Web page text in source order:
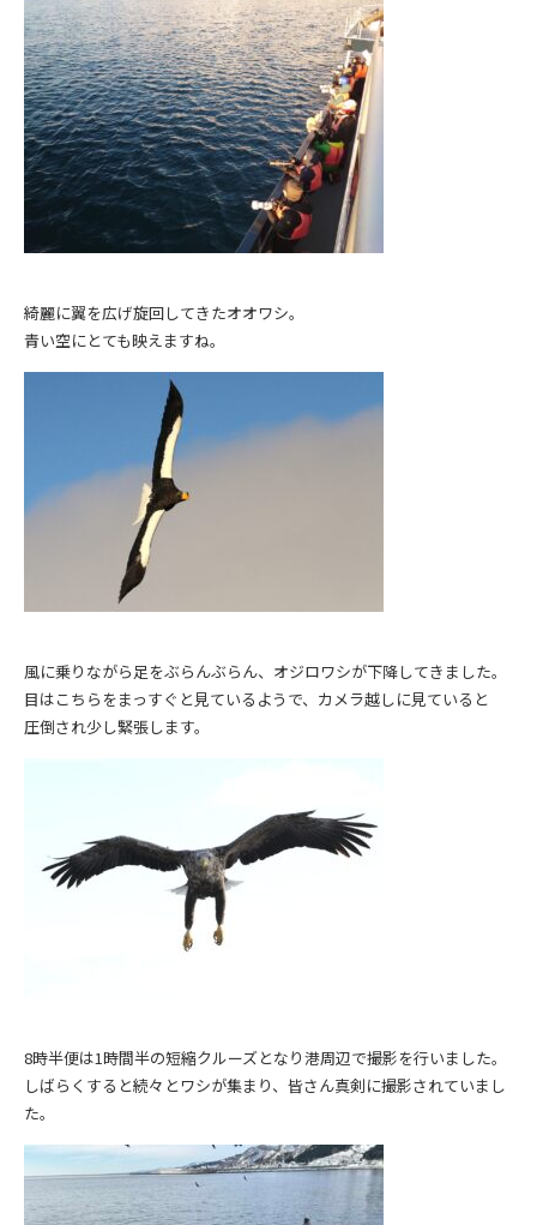
綺麗に翼を広げ旋回してきたオオワシ。
青い空にとても映えますね。
風に乗りながら足をぶらんぶらん、オジロワシが下降してきました。
目はこちらをまっすぐと見ているようで、カメラ越しに見ていると
圧倒され少し緊張します。
8時半便は1時間半の短縮クルーズとなり港周辺で撮影を行いました。
しばらくすると続々とワシが集まり、皆さん真剣に撮影されていまし
た。